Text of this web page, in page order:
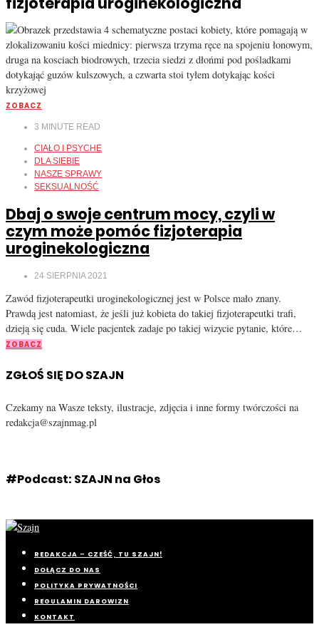
ZOBACZ
3 MINUTE READ
CIAŁO I PSYCHE
DLA SIEBIE
NASZE SPRAWY
SEKSUALNOŚĆ
Dbaj o swoje centrum mocy, czyli w
czym może pomóc fizjoterapia
uroginekologiczna
24 SIERPNIA 2021
Zawód fizjoterapeutki uroginekologicznej jest w Polsce mało znany.
Prawdą jest natomiast, że jeśli już kobieta do takiej fizjoterapeutki trafi,
dzieją się cuda. Wiele pacjentek zadaje po takiej wizycie pytanie, które…
ZOBACZ
ZGŁOŚ SIĘ DO SZAJN
Czekamy na Wasze teksty, ilustracje, zdjęcia i inne formy twórczości na
redakcja@szajnmag.pl
#Podcast: SZAJN na Głos
REDAKCJA – CZEŚĆ, TU SZAJN!
DOŁĄCZ DO NAS
POLITYKA PRYWATNOŚCI
REGULAMIN DAROWIZN
KONTAKT